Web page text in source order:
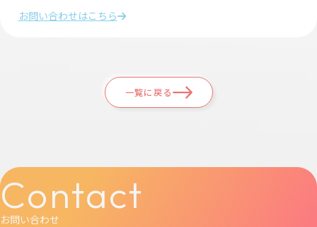
お問い合わせはこちら
一覧に戻る
Contact
お問い合わせ